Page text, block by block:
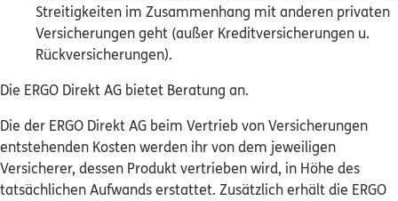
Streitigkeiten im Zusammenhang mit anderen privaten
Versicherungen geht (außer Kreditversicherungen u.
Rückversicherungen).
Die ERGO Direkt AG bietet Beratung an.
Die der ERGO Direkt AG beim Vertrieb von Versicherungen
entstehenden Kosten werden ihr von dem jeweiligen
Versicherer, dessen Produkt vertrieben wird, in Höhe des
tatsächlichen Aufwands erstattet. Zusätzlich erhält die ERGO